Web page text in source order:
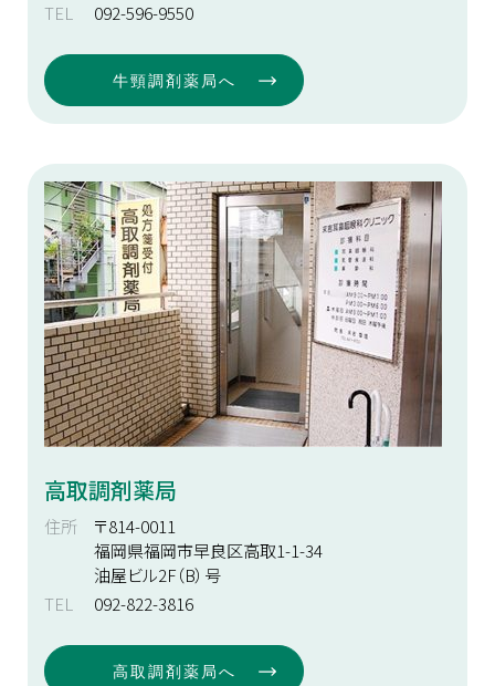
TEL
092-596-9550
牛頸調剤薬局へ
高取調剤薬局
住所
〒814-0011
福岡県福岡市早良区高取1-1-34
油屋ビル2F（B）号
TEL
092-822-3816
高取調剤薬局へ